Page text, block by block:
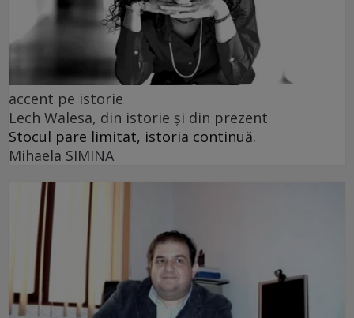
accent pe istorie
Lech Walesa, din istorie și din prezent
Stocul pare limitat, istoria continuă.
Mihaela SIMINA